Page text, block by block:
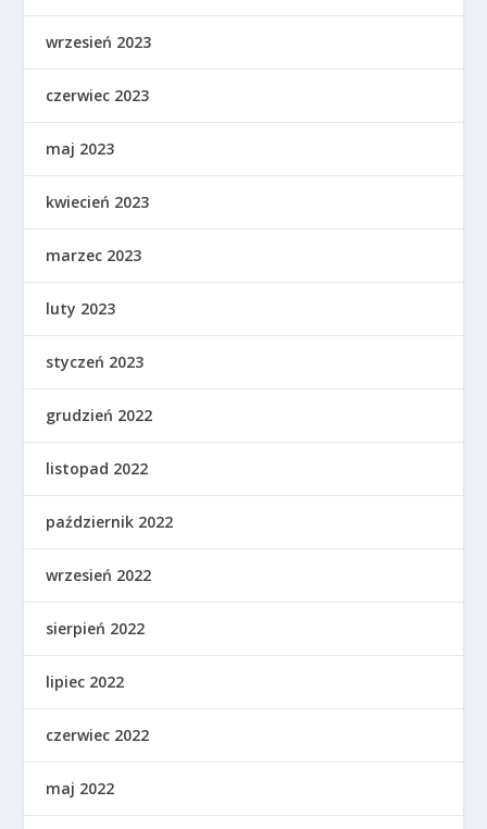
wrzesień 2023
czerwiec 2023
maj 2023
kwiecień 2023
marzec 2023
luty 2023
styczeń 2023
grudzień 2022
listopad 2022
październik 2022
wrzesień 2022
sierpień 2022
lipiec 2022
czerwiec 2022
maj 2022